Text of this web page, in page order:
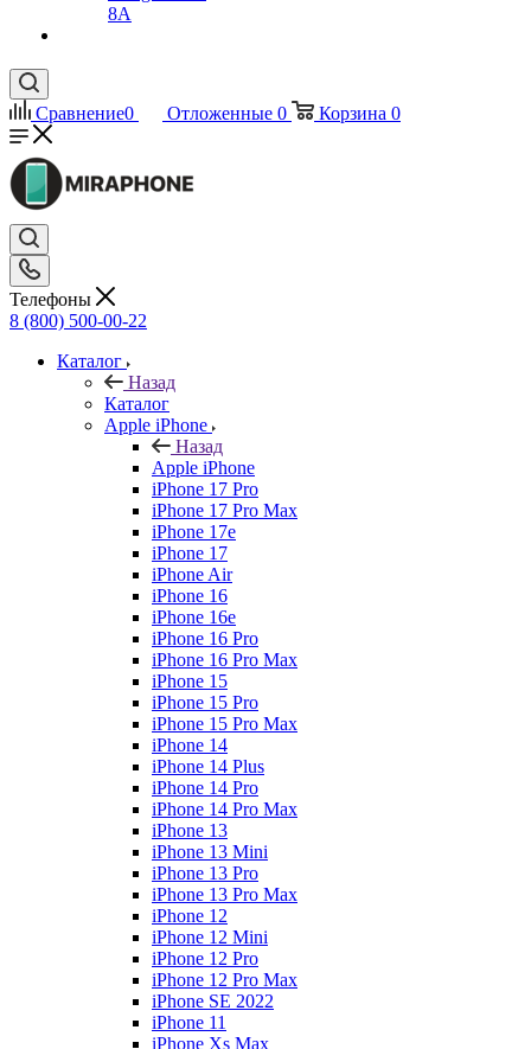
8A
Сравнение0 Отложенные 0 Корзина 0
Телефоны
8 (800) 500-00-22
Каталог
Назад
Каталог
Apple iPhone
Назад
Apple iPhone
iPhone 17 Pro
iPhone 17 Pro Max
iPhone 17e
iPhone 17
iPhone Air
iPhone 16
iPhone 16e
iPhone 16 Pro
iPhone 16 Pro Max
iPhone 15
iPhone 15 Pro
iPhone 15 Pro Max
iPhone 14
iPhone 14 Plus
iPhone 14 Pro
iPhone 14 Pro Max
iPhone 13
iPhone 13 Mini
iPhone 13 Pro
iPhone 13 Pro Max
iPhone 12
iPhone 12 Mini
iPhone 12 Pro
iPhone 12 Pro Max
iPhone SE 2022
iPhone 11
iPhone Xs Max